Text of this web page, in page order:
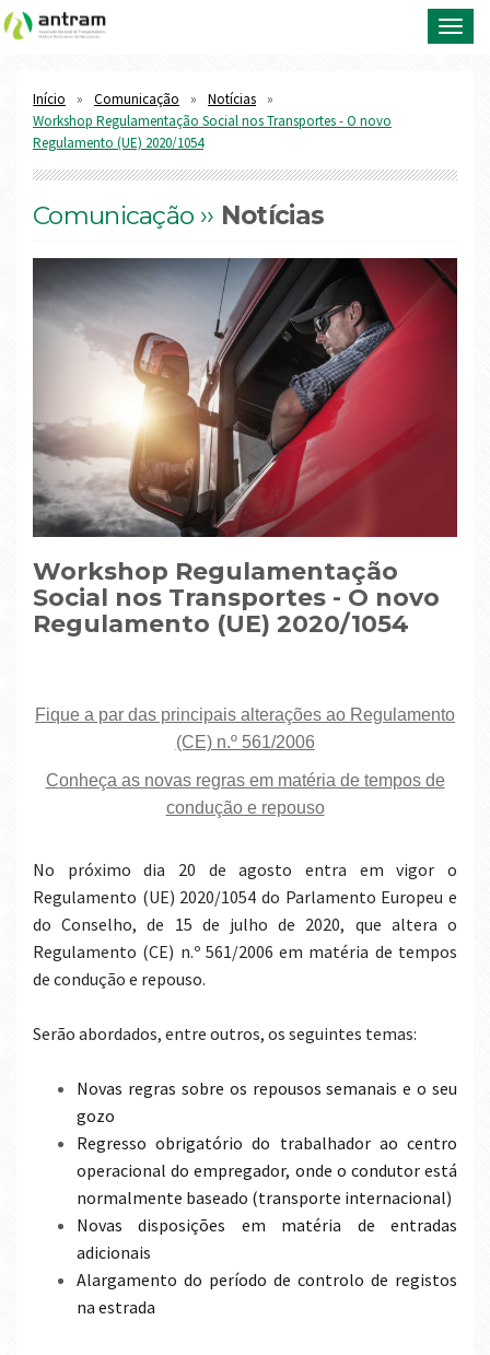
Início Comunicação
Notícias
Workshop Regulamentação Social nos Transportes - O novo
Regulamento (UE) 2020/1054
Comunicação ›› Notícias
Workshop Regulamentação
Social nos Transportes - O novo
Regulamento (UE) 2020/1054
Fique a par das principais alterações ao Regulamento
(CE) n.º 561/2006
Conheça as novas regras em matéria de tempos de
condução e repouso
No próximo dia 20 de agosto entra em vigor o
Regulamento (UE) 2020/1054 do Parlamento Europeu e
do Conselho, de 15 de julho de 2020, que altera o
Regulamento (CE) n.º 561/2006em matéria de tempos
de condução e repouso.
Serão abordados, entre outros, os seguintes temas:
Novas regras sobre os repousos semanais e o seu
gozo
Regressoobrigatóriodo trabalhador aocentro
operacional do empregador, onde o condutor está
normalmente baseado (transporte internacional)
Novasdisposições em matéria de entradas
adicionais
Alargamento do período de controlo de registos
na estrada